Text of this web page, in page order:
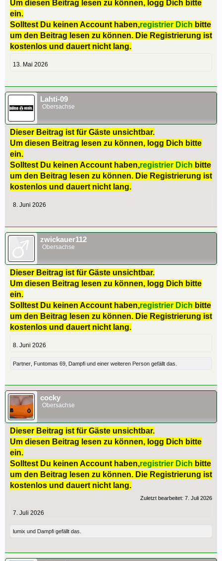
Um diesen Beitrag lesen zu können, logg Dich bitte
ein.
Solltest Du keinen Account haben,registrier Dich bitte
um den Beitrag lesen zu können. Die Registrierung ist
kostenlos und dauert nicht lang.
13. Mai 2026
Lahti-09
Obersachse
Dieser Beitrag ist für Gäste unsichtbar.
Um diesen Beitrag lesen zu können, logg Dich bitte
ein.
Solltest Du keinen Account haben,registrier Dich bitte
um den Beitrag lesen zu können. Die Registrierung ist
kostenlos und dauert nicht lang.
8. Juni 2026
zwickauer112
Obersachse
Dieser Beitrag ist für Gäste unsichtbar.
Um diesen Beitrag lesen zu können, logg Dich bitte
ein.
Solltest Du keinen Account haben,registrier Dich bitte
um den Beitrag lesen zu können. Die Registrierung ist
kostenlos und dauert nicht lang.
8. Juni 2026
Partner Funtomas 69 Dampfi und einer weiteren Person gefällt das.
cocky
Obersachse
Dieser Beitrag ist für Gäste unsichtbar.
Um diesen Beitrag lesen zu können, logg Dich bitte
ein.
Solltest Du keinen Account haben,registrier Dich bitte
um den Beitrag lesen zu können. Die Registrierung ist
kostenlos und dauert nicht lang.
Zuletzt bearbeitet: 7. Juli 2026
7. Juli 2026
lumix und Dampfi gefällt das.